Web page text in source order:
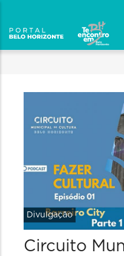
Divulgação
Circuito